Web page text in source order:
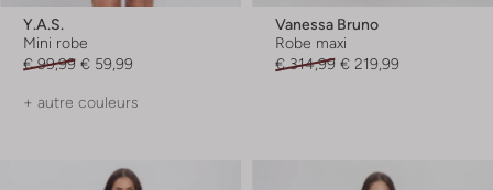
Y.a.s.
Mini robe
€ 99,99 € 59,99
+ autre couleurs
Vanessa Bruno
Robe maxi
€ 314,99 € 219,99